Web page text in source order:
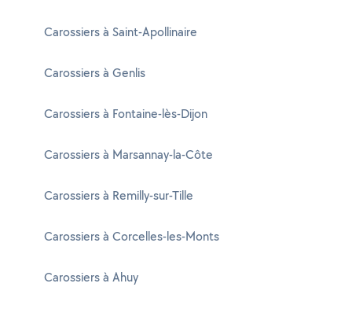
Carossiers à Saint-Apollinaire
Carossiers à Genlis
Carossiers à Fontaine-lès-Dijon
Carossiers à Marsannay-la-Côte
Carossiers à Remilly-sur-Tille
Carossiers à Corcelles-les-Monts
Carossiers à Ahuy